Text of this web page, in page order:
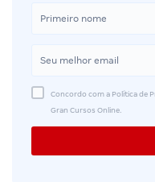
Concordo com a Política de
Gran Cursos Online.